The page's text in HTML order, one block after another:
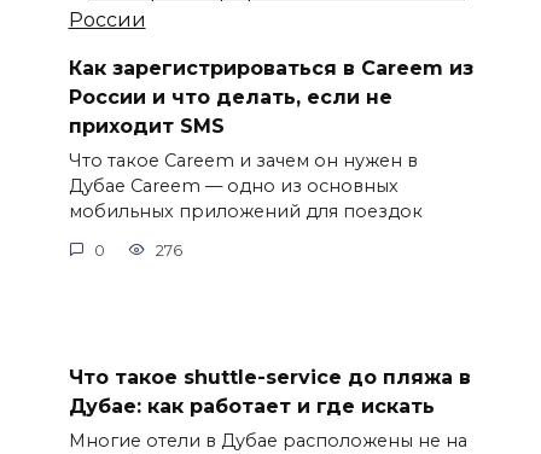
Как зарегистрироваться в Careem из
России и что делать, если не
приходит SMS
Что такое Careem и зачем он нужен в
Дубае Careem — одно из основных
мобильных приложений для поездок
0 276
Что такое shuttle-service до пляжа в
Дубае: как работает и где искать
Многие отели в Дубае расположены не на